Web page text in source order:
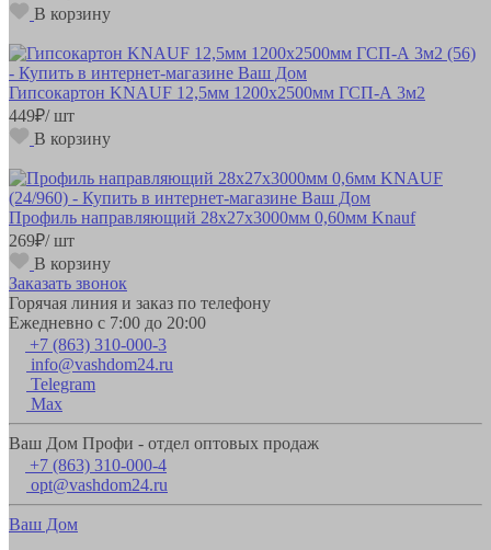
В корзину
Гипсокартон KNAUF 12,5мм 1200х2500мм ГСП-А 3м2
449₽/ шт
В корзину
Профиль направляющий 28х27х3000мм 0,60мм Knauf
269₽/ шт
В корзину
Заказать звонок
Горячая линия и заказ по телефону
Ежедневно с 7:00 до 20:00
+7 (863) 310-000-3
info@vashdom24.ru
Telegram
Max
Ваш Дом Профи - отдел оптовых продаж
+7 (863) 310-000-4
opt@vashdom24.ru
Ваш Дом